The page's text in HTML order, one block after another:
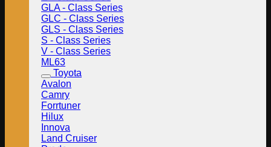
GLA - Class Series
GLC - Class Series
GLS - Class Series
S - Class Series
V - Class Series
ML63
Toyota
Avalon
Camry
Forrtuner
Hilux
Innova
Land Cruiser